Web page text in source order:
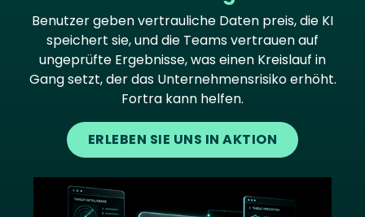
Benutzer geben vertrauliche Daten preis, die KI
speichert sie, und die Teams vertrauen auf
ungeprüfte Ergebnisse, was einen Kreislauf in
Gang setzt, der das Unternehmensrisiko erhöht.
Fortra kann helfen.
ERLEBEN SIE UNS IN AKTION